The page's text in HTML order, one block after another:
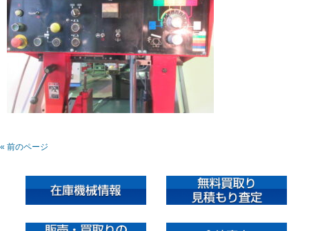
« 前のページ